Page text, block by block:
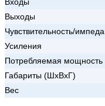
Выходы
Чувствительность/
Усиления
Потребляемая мощность
Габариты (ШхВхГ)
Вес